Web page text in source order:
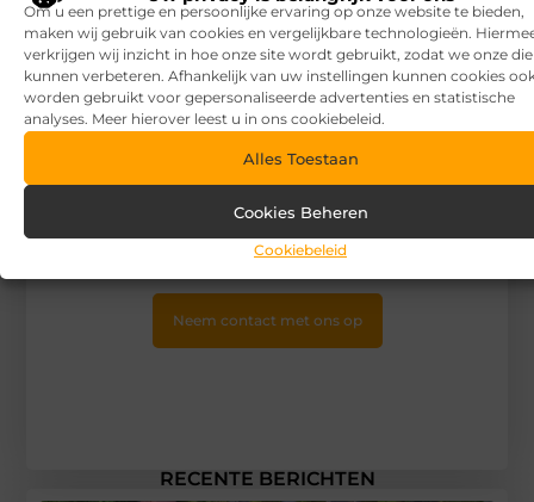
Om u een prettige en persoonlijke ervaring op onze website te bieden,
maken wij gebruik van cookies en vergelijkbare technologieën.
verkrijgen wij inzicht in hoe onze site wordt gebruikt, zodat we onze
kunnen verbeteren. Afhankelijk van uw instellingen kunnen cookies
worden gebruikt voor gepersonaliseerde advertenties en statistische
analyses. Meer hierover leest u in ons cookiebeleid.
Alles Toestaan
Cookies Beheren
Cookiebeleid
RECENTE BERICHTEN
Sluit je aan bij V.I.P. Baits
Heb je vragen of wil je meteen aan de slag? Neem vandaag
nog contact met ons op en ontdek wat onze blog voor jou
Neem contact met ons op